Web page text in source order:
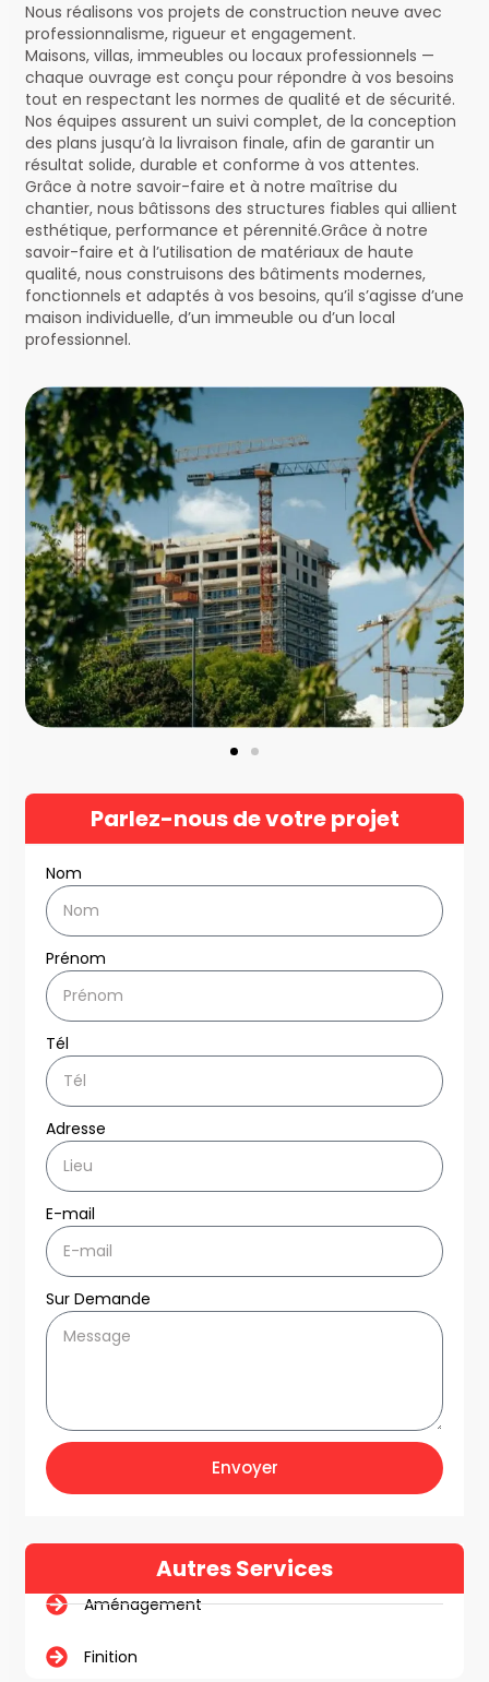
Nous réalisons vos projets de construction neuve avec
professionnalisme, rigueur et engagement.
Maisons, villas, immeubles ou locaux professionnels —
chaque ouvrage est conçu pour répondre à vos besoins
tout en respectant les normes de qualité et de sécurité.
Nos équipes assurent un suivi complet, de la conception
des plans jusqu’à la livraison finale, afin de garantir un
résultat solide, durable et conforme à vos attentes.
Grâce à notre savoir-faire et à notre maîtrise du
chantier, nous bâtissons des structures fiables qui allient
esthétique, performance et pérennité.Grâce à notre
savoir-faire et à l’utilisation de matériaux de haute
qualité, nous construisons des bâtiments modernes,
fonctionnels et adaptés à vos besoins, qu’il s’agisse d’une
maison individuelle, d’un immeuble ou d’un local
professionnel.
Parlez-nous de votre projet
Nom
Prénom
Tél
Adresse
E-mail
Sur Demande
Envoyer
Autres Services
Aménagement
Finition